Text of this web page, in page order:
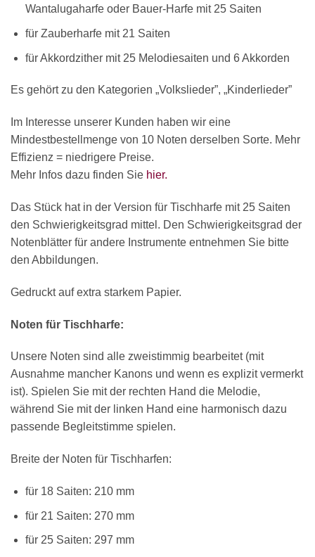
Wantalugaharfe oder Bauer-Harfe mit 25 Saiten
für Zauberharfe mit 21 Saiten
für Akkordzither mit 25 Melodiesaiten und 6 Akkorden
Es gehört zu den Kategorien „Volkslieder”, „Kinderlieder”
Im Interesse unserer Kunden haben wir eine
Mindestbestellmenge von 10 Noten derselben Sorte. Mehr
Effizienz = niedrigere Preise.
Mehr Infos dazu finden Sie hier.
Das Stück hat in der Version für Tischharfe mit 25 Saiten
den Schwierigkeitsgrad mittel. Den Schwierigkeitsgrad der
Notenblätter für andere Instrumente entnehmen Sie bitte
den Abbildungen.
Gedruckt auf extra starkem Papier.
Noten für Tischharfe:
Unsere Noten sind alle zweistimmig bearbeitet (mit
Ausnahme mancher Kanons und wenn es explizit vermerkt
ist). Spielen Sie mit der rechten Hand die Melodie,
während Sie mit der linken Hand eine harmonisch dazu
passende Begleitstimme spielen.
Breite der Noten für Tischharfen:
für 18 Saiten: 210 mm
für 21 Saiten: 270 mm
für 25 Saiten: 297 mm
Chat Support
18 SAITEN 21 SAITEN 25 SAITEN 37 SAITEN
AKKORDZITHER